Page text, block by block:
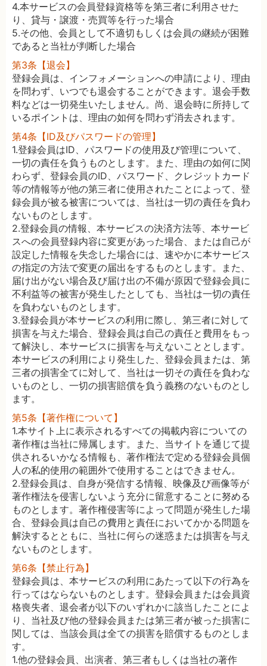
4.本サービスの会員登録資格等を第三者に利用させた
り、貸与・譲渡・売買等を行った場合
5.その他、会員として不適切もしくは会員の継続が困難
であると当社が判断した場合
第3条【退会】
登録会員は、インフォメーションへの申請により、理由
を問わず、いつでも退会することができます。退会手数
料などは一切発生いたしません。尚、退会時に所持して
いるポイントは、理由の如何を問わず消去されます。
第4条【ID及びパスワードの管理】
1.登録会員はID、パスワードの使用及び管理について、
一切の責任を負うものとします。また、理由の如何に関
わらず、登録会員のID、パスワード、クレジットカード
等の情報等が他の第三者に使用されたことによって、登
録会員が被る被害については、当社は一切の責任を負わ
ないものとします。
2.登録会員の情報、本サービスの決済方法等、本サービ
スへの会員登録内容に変更があった場合、または自己が
設定した情報を失念した場合には、速やかに本サービス
の指定の方法で変更の届出をするものとします。また、
届け出がない場合及び届け出の不備が原因で登録会員に
不利益等の被害が発生したとしても、当社は一切の責任
を負わないものとします。
3.登録会員が本サービスの利用に際し、第三者に対して
損害を与えた場合、登録会員は自己の責任と費用をもっ
て解決し、本サービスに損害を与えないこととします。
本サービスの利用により発生した、登録会員または、第
三者の損害全てに対して、当社は一切その責任を負わな
いものとし、一切の損害賠償を負う義務のないものとし
ます。
第5条【著作権について】
1.本サイト上に表示されるすべての掲載内容についての
著作権は当社に帰属します。また、当サイトを通じて提
供されるいかなる情報も、著作権法で定める登録会員個
人の私的使用の範囲外で使用することはできません。
2.登録会員は、自身が発信する情報、映像及び画像等が
著作権法を侵害しないよう充分に留意することに努める
ものとします。著作権侵害等によって問題が発生した場
合、登録会員は自己の費用と責任においてかかる問題を
解決するとともに、当社に何らの迷惑または損害を与え
ないものとします。
第6条【禁止行為】
登録会員は、本サービスの利用にあたって以下の行為を
行ってはならないものとします。登録会員または会員資
格喪失者、退会者が以下のいずれかに該当したことによ
り、当社及び他の登録会員または第三者が被った損害に
関しては、当該会員は全ての損害を賠償するものとしま
す。
1.他の登録会員、出演者、第三者もしくは当社の著作